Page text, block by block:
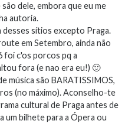
dele, embora que eu me
autoria.
desses sítios excepto Praga.
em Setembro, ainda não
foi c'os porcos pq a
fora (e nao era eu!) 🙂
música são BARATISSIMOS,
(no máximo). Aconselho-te
cultural de Praga antes de
um bilhete para a Ópera ou